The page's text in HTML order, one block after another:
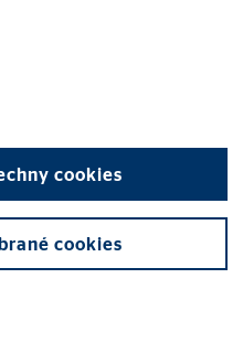
republika patří nejen k
holdingu, ale zároveň k
rekordy, posun v
i upevnění pozice jedničky
rok, kam směřuje, jak se
se mění finanční
jsme hovořili s
Miroslavem Řezníkem a
za provoz a finance
cookies
cookies